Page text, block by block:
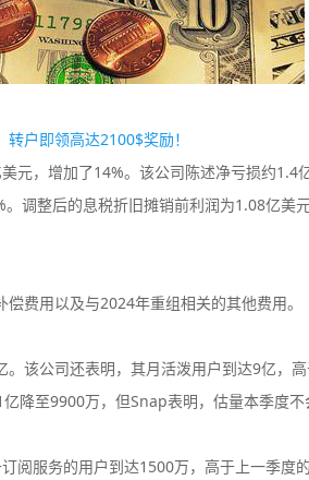
户即领高达2100$奖励！
元，增加了14%。该公司陈述净亏损约1.4
调整后的息税折旧摊销前利润为1.08亿美
费用以及与2024年重组相关的其他费用。
该公司还表明，其月活泼用户到达9亿，
降至9900万，但Snap表明，估量本季度不
阅服务的用户到达1500万，高于上一季度